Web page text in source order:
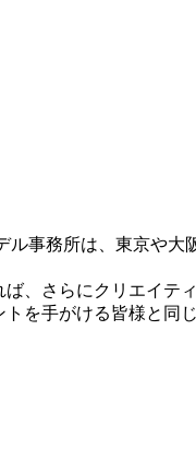
事務所は、東京や
、さらにクリエイテ
を手がける皆様と同